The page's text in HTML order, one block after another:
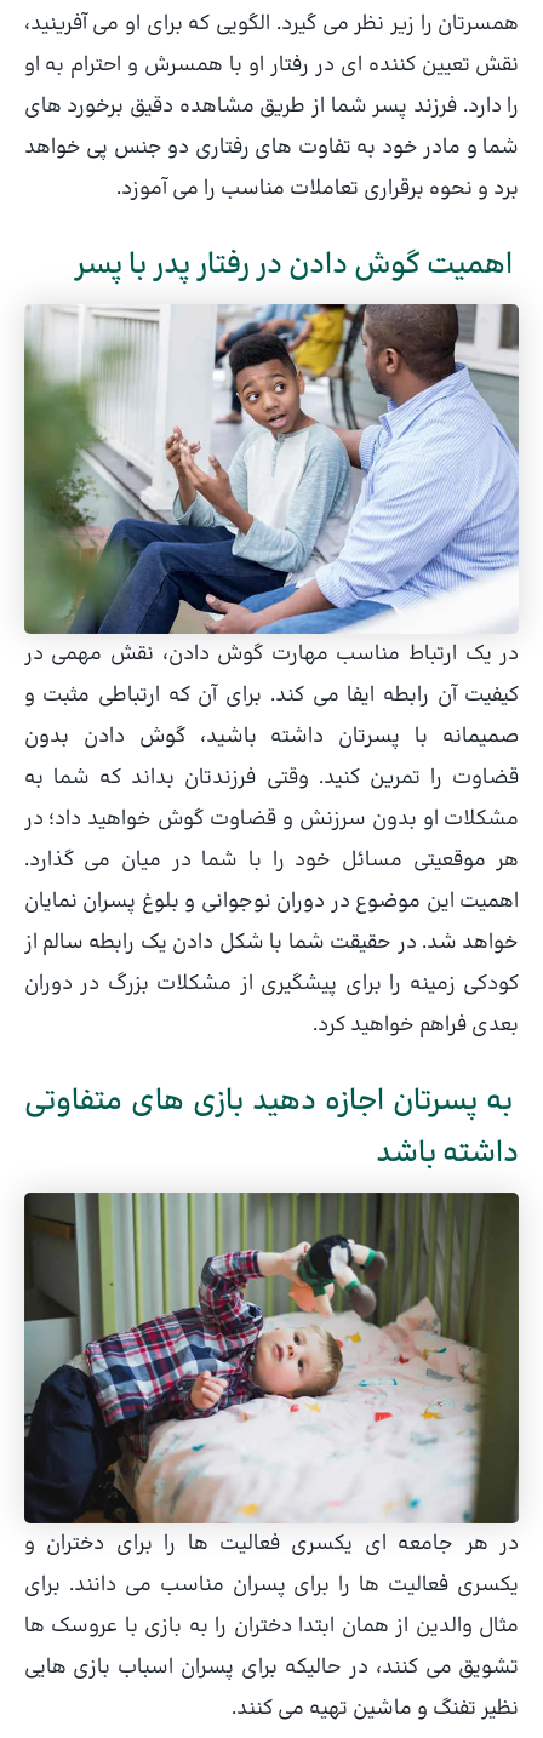
همسرتان را زیر نظر می گیرد. الگویی که برای او می آفرینید،
نقش تعیین کننده ای در رفتار او با همسرش و احترام به او
را دارد. فرزند پسر شما از طریق مشاهده دقیق برخورد های
شما و مادر خود به تفاوت های رفتاری دو جنس پی خواهد
برد و نحوه برقراری تعاملات مناسب را می آموزد.
اهمیت گوش دادن در رفتار پدر با پسر
در یک ارتباط مناسب مهارت گوش دادن، نقش مهمی در
کیفیت آن رابطه ایفا می کند. برای آن که ارتباطی مثبت و
صمیمانه با پسرتان داشته باشید، گوش دادن بدون
قضاوت را تمرین کنید. وقتی فرزندتان بداند که شما به
مشکلات او بدون سرزنش و قضاوت گوش خواهید داد؛ در
هر موقعیتی مسائل خود را با شما در میان می گذارد.
اهمیت این موضوع در دوران نوجوانی و بلوغ پسران نمایان
خواهد شد. در حقیقت شما با شکل دادن یک رابطه سالم از
کودکی زمینه را برای پیشگیری از مشکلات بزرگ در دوران
بعدی فراهم خواهید کرد.
به پسرتان اجازه دهید بازی های متفاوتی
داشته باشد
در هر جامعه ای یکسری فعالیت ها را برای دختران و
یکسری فعالیت ها را برای پسران مناسب می دانند. برای
مثال والدین از همان ابتدا دختران را به بازی با عروسک ها
تشویق می کنند، در حالیکه برای پسران اسباب بازی هایی
نظیر تفنگ و ماشین تهیه می کنند.